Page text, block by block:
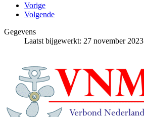
Vorige
Volgende
Gegevens
Laatst bijgewerkt: 27 november 2023